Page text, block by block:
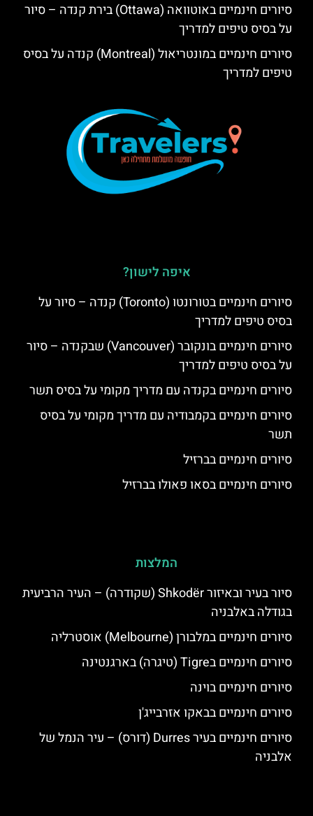
סיורים חינמיים באוטוואה (Ottawa) בירת קנדה – סיור
על בסיס טיפים למדריך
סיורים חינמיים במונטריאול (Montreal) קנדה על בסיס
טיפים למדריך
איפה לישון?
סיורים חינמיים בטורונטו (Toronto) קנדה – סיור על
בסיס טיפים למדריך
סיורים חינמיים בונקובר (Vancouver) שבקנדה – סיור
על בסיס טיפים למדריך
סיורים חינמיים בקנדה עם מדריך מקומי על בסיס תשר
סיורים חינמיים בקמבודיה עם מדריך מקומי על בסיס
תשר
סיורים חינמיים בברזיל
סיורים חינמיים בסאו פאולו בברזיל
המלצות
סיור בעיר ובאיזור Shkodër (שקודרה) – העיר הרביעית
בגודלה באלבניה
סיורים חינמיים במלבורן (Melbourne) אוסטרליה
סיורים חינמיים בTigre (טיגרה) בארגנטינה
סיורים חינמיים בוינה
סיורים חינמיים בבאקו אזרבייג'ן
סיורים חינמיים בעיר Durres (דורס) – עיר הנמל של
אלבניה